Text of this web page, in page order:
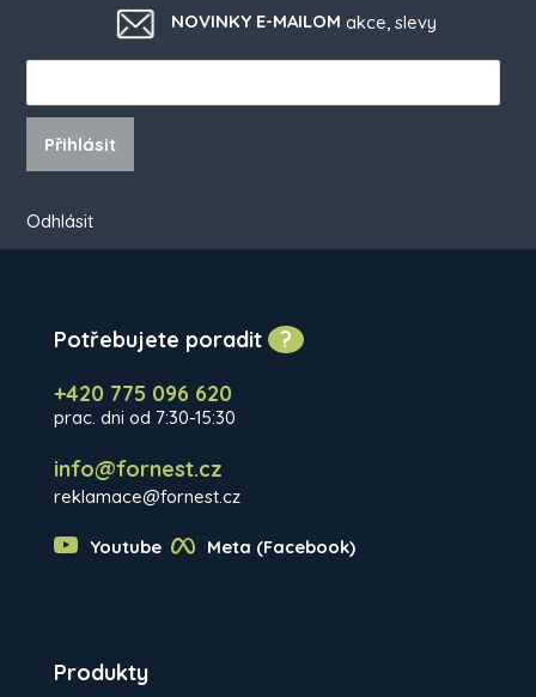
NOVINKY E-MAILOM akce, slevy
Přihlásit
Odhlásit
Potřebujete poradit ?
+420 775 096 620
prac. dni od 7:30-15:30
info@fornest.cz
reklamace@fornest.cz
Youtube Meta (Facebook)
Produkty